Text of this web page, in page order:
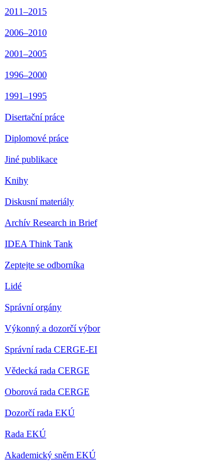
2011–2015
2006–2010
2001–2005
1996–2000
1991–1995
Disertační práce
Diplomové práce
Jiné publikace
Knihy
Diskusní materiály
Archív Research in Brief
IDEA Think Tank
Zeptejte se odborníka
Lidé
Správní orgány
Výkonný a dozorčí výbor
Správní rada CERGE-EI
Vědecká rada CERGE
Oborová rada CERGE
Dozorčí rada EKÚ
Rada EKÚ
Akademický sněm EKÚ